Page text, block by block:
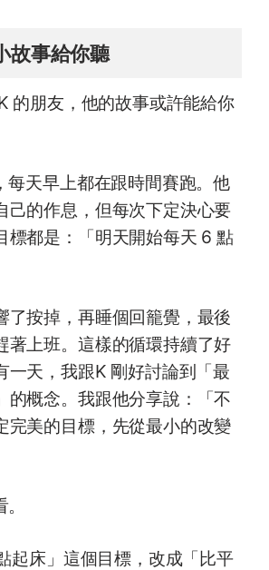
故事給你聽
的朋友，他的故事或許能給你
每天早上都在跟時間賽跑。他
己的作息，但每次下定決心要
標都是：「明天開始每天 6 點
了按掉，再睡個回籠覺，最後
著上班。這樣的循環持續了好
一天，我跟K 剛好討論到「最
的概念。我跟他分享說：「不
完美的目標，先從最小的改變
起床」這個目標，改成「比平